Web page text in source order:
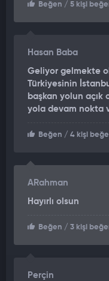
Beğen / 5 kişi
Hasan Baba
Geliyor gelmekte
Türkiyesinin
başkan yolun açık
yola devam nokta
Beğen / 4 kişi
ARahman
Hayırlı olsun
Beğen / 3 kişi
Perçin